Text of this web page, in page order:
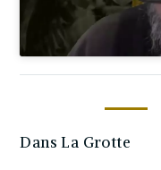
Dans La Grotte